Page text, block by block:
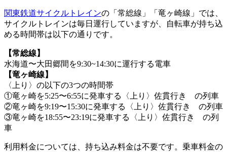
関東鉄道サイクルトレインの「常総線」「竜ヶ崎線」では、
サイクルトレインは毎日運行していますが、自転車が持ち込
める時間帯は以下の通りです。
【常総線】
水海道〜大田郷間を9:30~14:30に運行する電車
【竜ヶ崎線】
〈上り〉の以下の3つの時間帯
①竜ヶ崎を5:25〜6:55に発車する〈上り〉佐貫行き の列車
②竜ヶ崎を9:19〜15:30に発車する〈上り〉佐貫行き の列車
③竜ヶ崎を18:55〜23:19に発車する〈上り〉佐貫行き の列
車
利用料金については、持ち込み料金は不要です。乗車料金の